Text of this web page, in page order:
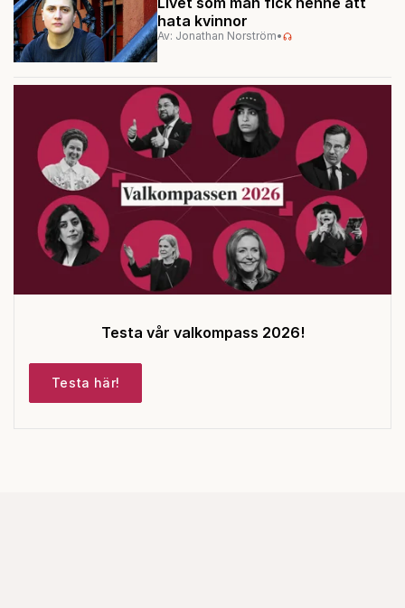
hata kvinnor
Av: Jonathan Norström•
Testa vår valkompass 2026!
Testa här!